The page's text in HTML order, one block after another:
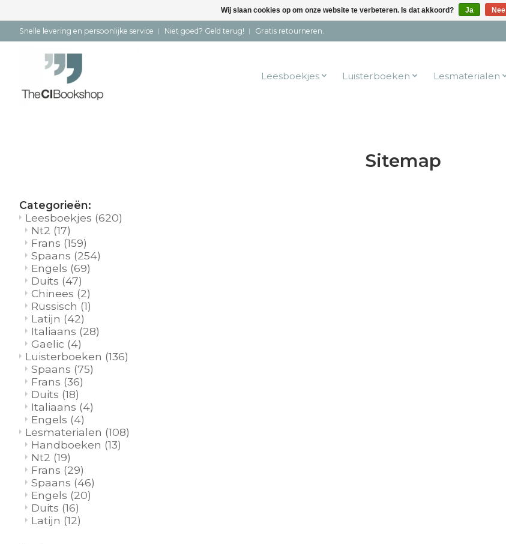
Snelle levering en persoonlijke service ︱ Niet goed? Geld terug! ︱ Gratis retourneren.
Leesboekjes Luisterboeken Lesmaterialen
Sitemap
Categorieën:
Leesboekjes (620)
Nt2 (17)
Frans (159)
Spaans (254)
Engels (69)
Duits (47)
Chinees (2)
Russisch (1)
Latijn (42)
Italiaans (28)
Gaelic (4)
Luisterboeken (136)
Spaans (75)
Frans (36)
Duits (18)
Italiaans (4)
Engels (4)
Lesmaterialen (108)
Handboeken (13)
Nt2 (19)
Frans (29)
Spaans (46)
Engels (20)
Duits (16)
Latijn (12)
Wij slaan cookies op om onze website te verbeteren. Is dat akkoord? Ja Nee